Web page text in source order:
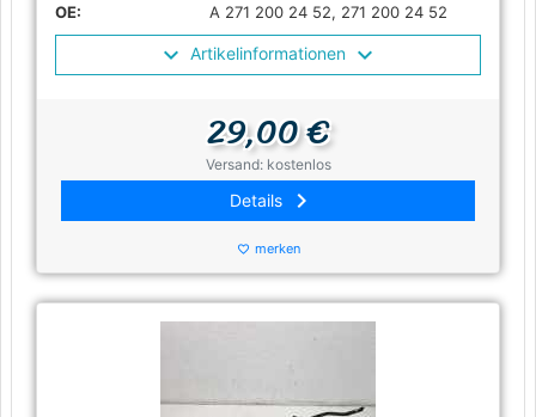
OE:
A 271 200 24 52, 271 200 24 52
Artikelinformationen
29,00 €
Versand: kostenlos
Details keyboard_arrow_right
favorite_border merken